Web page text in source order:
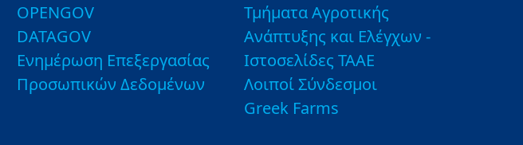
OPENGOV
DATAGOV
Ενημέρωση Επεξεργασίας
Προσωπικών Δεδομένων
Τμήματα Αγροτικής
Ανάπτυξης και Ελέγχων -
Ιστοσελίδες ΤΑΑΕ
Λοιποί Σύνδεσμοι
Greek Farms